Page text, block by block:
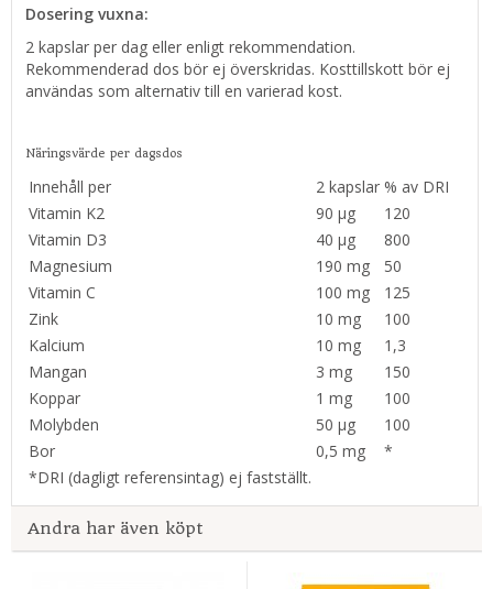
Dosering vuxna:
2 kapslar per dag eller enligt rekommendation.
Rekommenderad dos bör ej överskridas. Kosttillskott bör ej
användas som alternativ till en varierad kost.
Näringsvärde per dagsdos
Innehåll per 2 kapslar % av DRI
Vitamin K2
90 μg
120
Vitamin D3
40 μg
800
Magnesium
190 mg
50
Vitamin C
100 mg
125
Zink
10 mg
100
Kalcium
10 mg
1,3
Mangan
3 mg
150
Koppar
1 mg
100
Molybden
50 μg
100
Bor
0,5 mg
*
*DRI (dagligt referensintag) ej fastställt.
Andra har även köpt